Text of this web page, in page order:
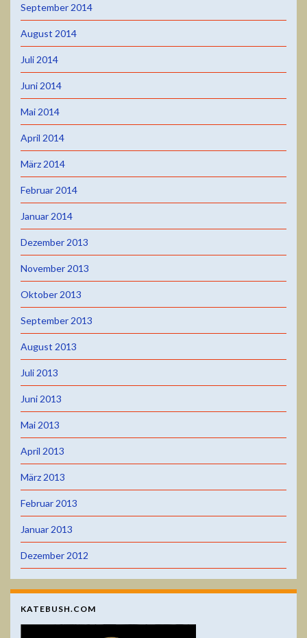
September 2014
August 2014
Juli 2014
Juni 2014
Mai 2014
April 2014
März 2014
Februar 2014
Januar 2014
Dezember 2013
November 2013
Oktober 2013
September 2013
August 2013
Juli 2013
Juni 2013
Mai 2013
April 2013
März 2013
Februar 2013
Januar 2013
Dezember 2012
KATEBUSH.COM